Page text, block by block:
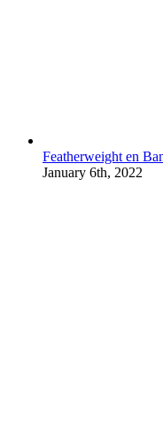
Featherweight en
January 6th, 2022